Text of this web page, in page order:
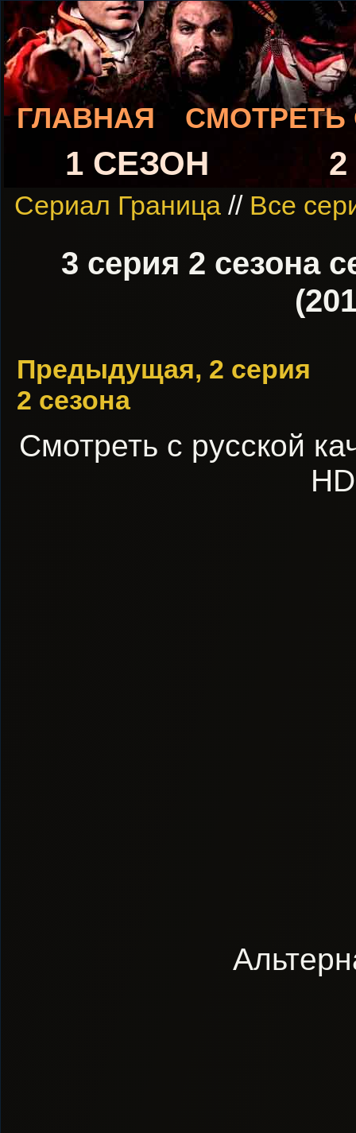
ГЛАВНАЯ
1 СЕЗОН
Сериал Граница //Все
3 серия 2 сезона
Предыдущая, 2 серия
2 сезона
Смотреть с русской